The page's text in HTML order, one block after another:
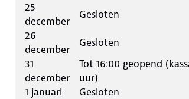
25
december
Gesloten
26
december
Gesloten
31
december
Tot 16:00 geopend
uur)
1 januari
Gesloten